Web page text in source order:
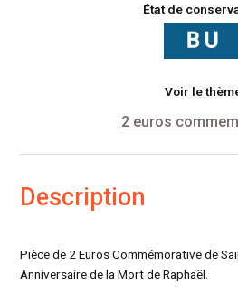
État de
Voir le
2 euros
Description
Pièce de 2 Euros Commémorative de
Anniversaire de la Mort de Raphaël.